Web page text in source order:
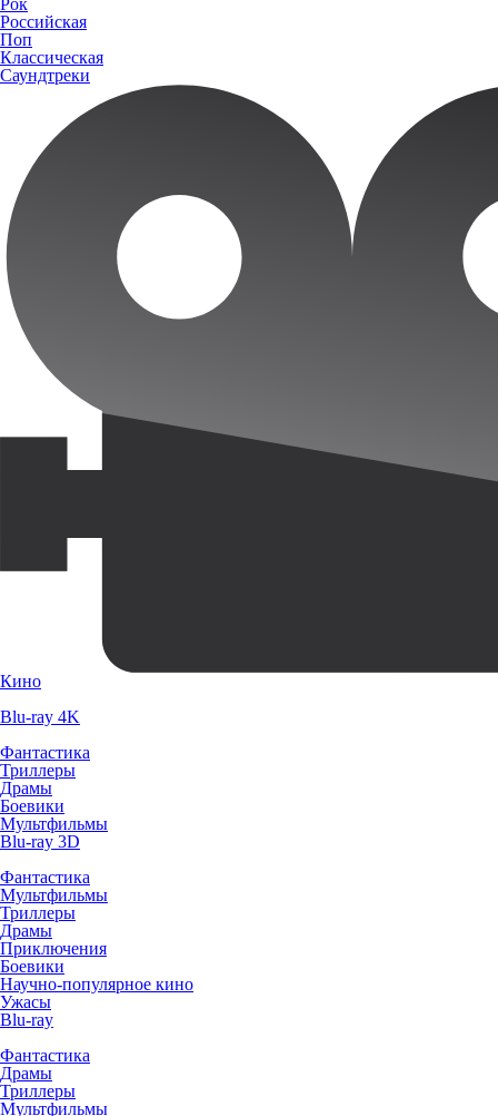
Российская
Поп
Классическая
Саундтреки
Кино
Blu-ray 4K
Фантастика
Триллеры
Драмы
Боевики
Мультфильмы
Blu-ray 3D
Фантастика
Мультфильмы
Триллеры
Драмы
Приключения
Боевики
Научно-популярное кино
Ужасы
Blu-ray
Фантастика
Драмы
Триллеры
Мультфильмы